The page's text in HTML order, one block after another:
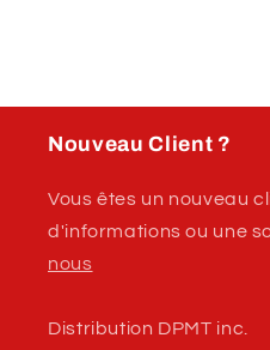
Nouveau Client ?
Vous êtes un nouveau
d'informations ou une
nous
Distribution DPMT inc.